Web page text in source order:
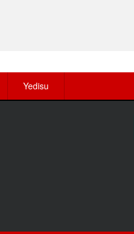
Yedisu